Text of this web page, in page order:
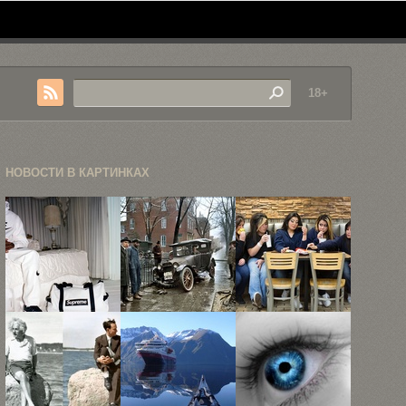
18+
НОВОСТИ В КАРТИНКАХ
Лукбук
совместной
коллекции
Nike x ...
25 шикарных
черно-белых
исторических
фото ...
«Макдоналдс»
в 15
портретах
посетителей